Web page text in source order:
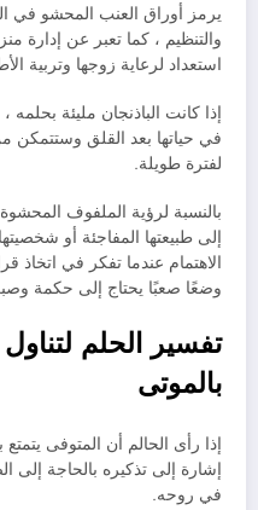
يرمز أوراق العنب المحشو في
والتنظيم ، كما تعبر عن إدارة
استعداد لرعاية زوجها وتربية
إذا كانت الباذنجان مليئة
في حياتها بعد القلق وستتمكن
لفترة طويلة.
بالنسبة لرؤية الملفوف
إلى طبيعتها المفاجئة أو
الاهتمام عندما تفكر في اتخاذ
وضعًا صعبًا يحتاج إلى حكمة
تفسير الحلم
بالموتى
إذا رأى الحالم أن المتوفى
إشارة إلى تذكيره بالحاجة إلى
في روحه.